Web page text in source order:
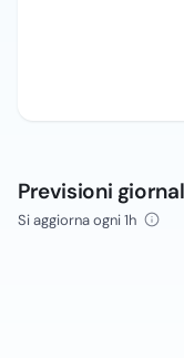
Previsioni
Si aggiorna ogni 1h